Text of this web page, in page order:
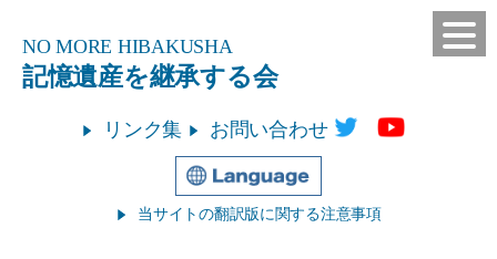
NO MORE HIBAKUSHA
記憶遺産を継承する会
リンク集 お問い合わせ
当サイトの翻訳版に関する注意事項